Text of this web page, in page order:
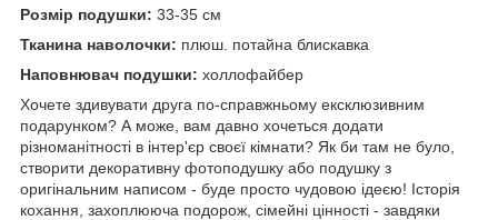
Розмір подушки: 33-35 см
Тканина наволочки: плюш. потайна блискавка
Наповнювач подушки: холлофайбер
Хочете здивувати друга по-справжньому ексклюзивним
подарунком? А може, вам давно хочеться додати
різноманітності в інтер'єр своєї кімнати? Як би там не було,
створити декоративну фотоподушку або подушку з
оригінальним написом - буде просто чудовою ідеєю! Історія
кохання, захоплююча подорож, сімейні цінності - завдяки